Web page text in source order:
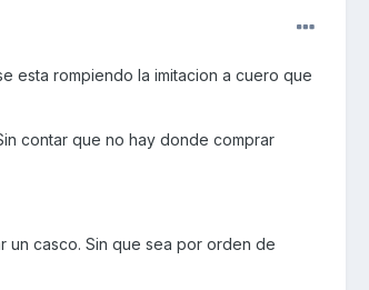
esta rompiendo la imitacion a cuero que
contar que no hay donde comprar
un casco. Sin que sea por orden de